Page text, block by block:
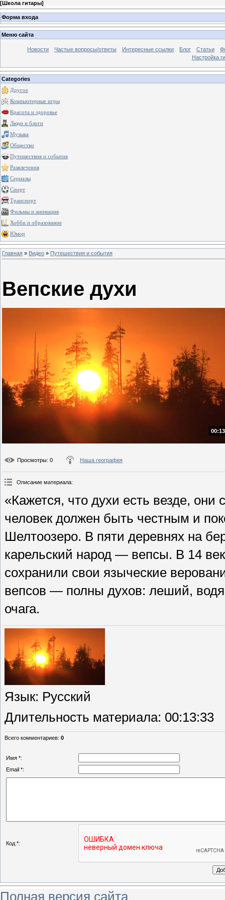
[Школа гитары]
Форма входа
Меню сайта
Новости Частые вопросы/ответы Интересные ссылки Блог Статьи
Настройка
Categories
Другое
Компьютерные игры
Красота и здоровье
Люди и блоги
Музыка
Общество
Путешествия и события
Развлечения
Сериалы
Спорт
Транспорт
Фильмы и анимация
Хобби и образование
Юмор
Главная » Видео » Путешествия и события
Вепские духи
Просмотры: 0 Наша география
Описание материала:
«Кажется, что духи есть везде,
человек должен быть честным и
Шелтоозеро. В пяти деревнях на
карельский народ — вепсы. В 14
сохранили свои языческие
вепсов — полны духов: леший,
очага.
Язык: Русский
Длительность материала: 00:13:33
Всего комментариев: 0
Имя *:
Email *:
Код *:
Полная версия сайта